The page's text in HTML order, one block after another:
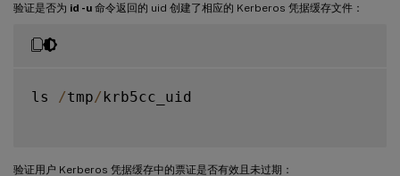
验证是否为 id -u 命令返回的 uid 创建了相应的 Kerberos 凭据缓存文件：
ls /tmp/ krb5cc_uid
验证用户 Kerberos 凭据缓存中的票证是否有效且未过期：